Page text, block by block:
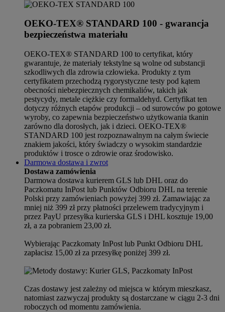
OEKO-TEX® STANDARD 100 - gwarancja
bezpieczeństwa materiału
OEKO-TEX® STANDARD 100 to certyfikat, który
gwarantuje, że materiały tekstylne są wolne od substancji
szkodliwych dla zdrowia człowieka. Produkty z tym
certyfikatem przechodzą rygorystyczne testy pod kątem
obecności niebezpiecznych chemikaliów, takich jak
pestycydy, metale ciężkie czy formaldehyd. Certyfikat ten
dotyczy różnych etapów produkcji – od surowców po gotowe
wyroby, co zapewnia bezpieczeństwo użytkowania tkanin
zarówno dla dorosłych, jak i dzieci. OEKO-TEX®
STANDARD 100 jest rozpoznawalnym na całym świecie
znakiem jakości, który świadczy o wysokim standardzie
produktów i trosce o zdrowie oraz środowisko.
Darmowa dostawa i zwrot
Dostawa zamówienia
Darmowa dostawa kurierem GLS lub DHL oraz do
Paczkomatu InPost lub Punktów Odbioru DHL na terenie
Polski przy zamówieniach powyżej 399 zł. Zamawiając za
mniej niż 399 zł przy płatności przelewem tradycyjnym i
przez PayU przesyłka kurierska GLS i DHL kosztuje 19,00
zł, a za pobraniem 23,00 zł.
Wybierając Paczkomaty InPost lub Punkt Odbioru DHL
zapłacisz 15,00 zł za przesyłkę poniżej 399 zł.
Czas dostawy jest zależny od miejsca w którym mieszkasz,
natomiast zazwyczaj produkty są dostarczane w ciągu 2-3 dni
roboczych od momentu zamówienia.